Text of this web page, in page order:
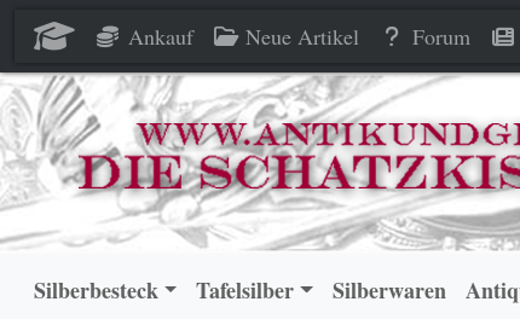
Ankauf Neue Artikel Forum
Silberbesteck Tafelsilber Silberwaren
Christofle Marly
Christofle Marly